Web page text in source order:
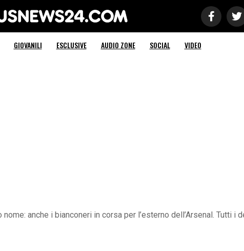
News 24
GIOVANILI ESCLUSIVE AUDIO ZONE SOCIAL VIDEO
anche i bianconeri in corsa per l’esterno dell’Arsenal. Tutti i